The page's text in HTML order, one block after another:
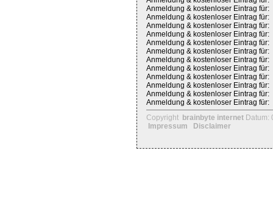
Anmeldung & kostenloser Eintrag für:
Anmeldung & kostenloser Eintrag für:
Anmeldung & kostenloser Eintrag für:
Anmeldung & kostenloser Eintrag für:
Anmeldung & kostenloser Eintrag für:
Anmeldung & kostenloser Eintrag für:
Anmeldung & kostenloser Eintrag für:
Anmeldung & kostenloser Eintrag für:
Anmeldung & kostenloser Eintrag für:
Anmeldung & kostenloser Eintrag für:
Anmeldung & kostenloser Eintrag für:
Anmeldung & kostenloser Eintrag für:
Copyright brainbyte internet Datum:
Impressum
Disclaimer